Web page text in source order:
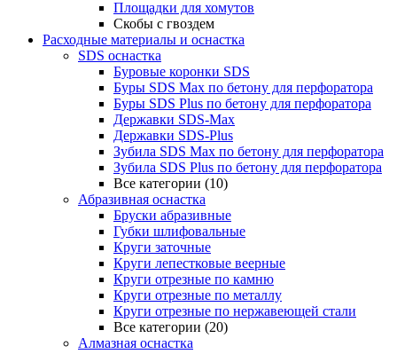
Площадки для хомутов
Скобы с гвоздем
Расходные материалы и оснастка
SDS оснастка
Буровые коронки SDS
Буры SDS Max по бетону для перфоратора
Буры SDS Plus по бетону для перфоратора
Державки SDS-Max
Державки SDS-Plus
Зубила SDS Mах по бетону для перфоратора
Зубила SDS Plus по бетону для перфоратора
Все категории (10)
Абразивная оснастка
Бруски абразивные
Губки шлифовальные
Круги заточные
Круги лепестковые веерные
Круги отрезные по камню
Круги отрезные по металлу
Круги отрезные по нержавеющей стали
Все категории (20)
Алмазная оснастка